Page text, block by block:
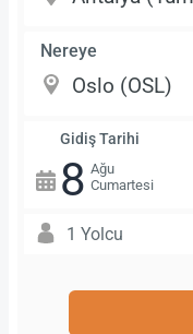
Nereye
Gidiş Tarihi
8 Ağu
Cumartesi
1 Yolcu